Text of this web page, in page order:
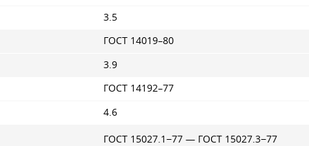
3.5
ГОСТ 14019–80
3.9
ГОСТ 14192–77
4.6
ГОСТ 15027.1−77 — ГОСТ 15027.3−77